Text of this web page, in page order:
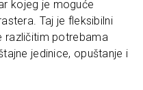
kojeg je moguće
Taj je fleksibilni
različitim potrebama
jedinice, opuštanje i